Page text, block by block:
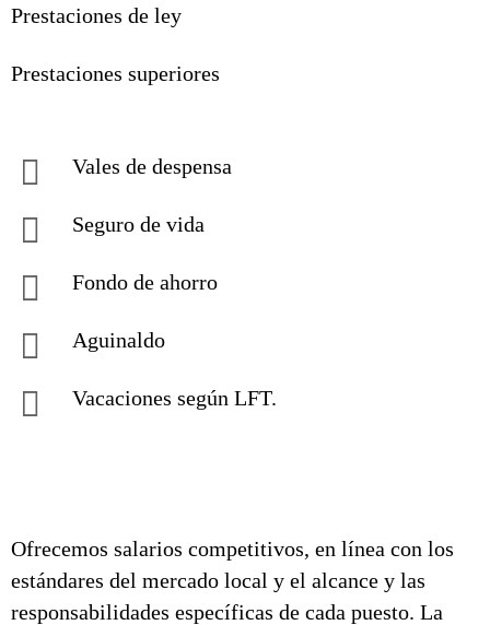
Prestaciones de ley
Prestaciones superiores
Vales de despensa
Seguro de vida
Fondo de ahorro
Aguinaldo
Vacaciones según LFT.
Ofrecemos salarios competitivos, en línea con los
estándares del mercado local y el alcance y las
responsabilidades específicas de cada puesto. La